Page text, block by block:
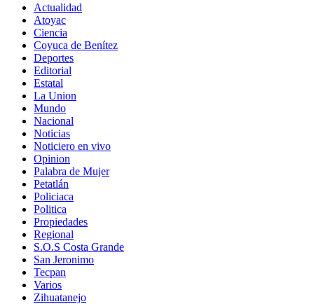
Actualidad
Atoyac
Ciencia
Coyuca de Benítez
Deportes
Editorial
Estatal
La Union
Mundo
Nacional
Noticias
Noticiero en vivo
Opinion
Palabra de Mujer
Petatlán
Policiaca
Politica
Propiedades
Regional
S.O.S Costa Grande
San Jeronimo
Tecpan
Varios
Zihuatanejo